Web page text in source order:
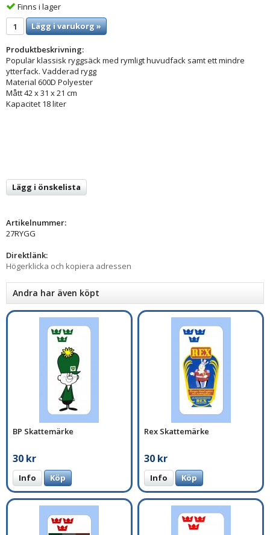
Finns i lager
Lägg i varukorg »
Produktbeskrivning:
Populär klassisk ryggsäck med rymligt huvudfack samt ett mindre
ytterfack. Vadderad rygg
Material 600D Polyester
Mått 42 x 31 x 21 cm
Kapacitet 18 liter
Lägg i önskelista
Artikelnummer:
27RYGG
Direktlänk:
Högerklicka och kopiera adressen
Andra har även köpt
BP Skattemärke
30 kr
Info Köp
Rex Skattemärke
30 kr
Info Köp